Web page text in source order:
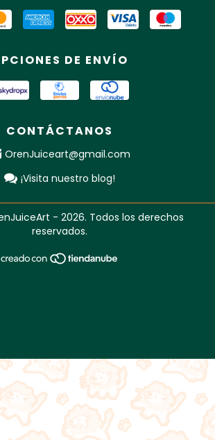
DE ENVÍO
CONTÁCTANOS
OrenJuiceart@gmail.com
¡Visita nuestro blog!
- 2026. Todos los derechos
reservados.